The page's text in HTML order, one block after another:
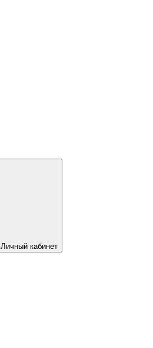
Личный кабинет